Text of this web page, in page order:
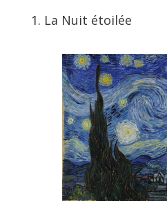
1. La Nuit étoilée